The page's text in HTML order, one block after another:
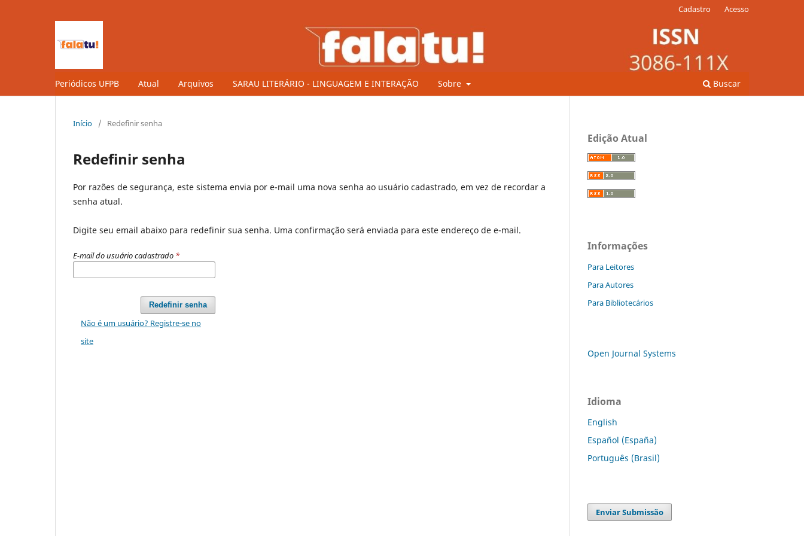
Periódicos UFPB Atual Arquivos SARAU LITERÁRIO - LINGUAGEM E INTERAÇÃO Sobre Buscar
Cadastro Acesso
Início / Redefinir senha
Redefinir senha
Por razões de segurança, este sistema envia por e-mail uma nova senha ao usuário cadastrado, em vez de recordar a
senha atual.
Digite seu email abaixo para redefinir sua senha. Uma confirmação será enviada para este endereço de e-mail.
E-mail do usuário cadastrado *
Redefinir senha
Não é um usuário? Registre-se no
site
Edição Atual
Informações
Para Leitores
Para Autores
Para Bibliotecários
Open Journal Systems
Idioma
English
Español (España)
Português (Brasil)
Enviar Submissão